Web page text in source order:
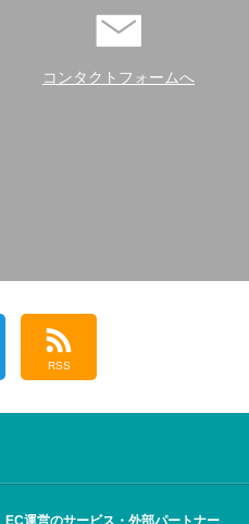
コンタクトフォームへ
RSS